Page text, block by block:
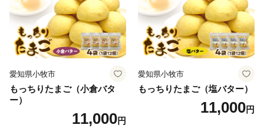
愛知県小牧市
もっちりたまご（小倉バタ
ー）
11,000円
愛知県小牧市
もっちりたまご（塩バター）
11,000円